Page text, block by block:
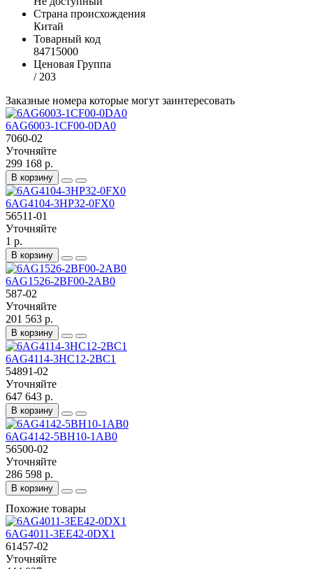
Страна происхождения
Китай
Товарный код
84715000
Ценовая Группа
/ 203
Заказные номера которые могут заинтересовать
6AG6003-1CF00-0DA0
7060-02
Уточняйте
299 168 р.
В корзину
6AG4104-3HP32-0FX0
56511-01
Уточняйте
1 р.
В корзину
6AG1526-2BF00-2AB0
587-02
Уточняйте
201 563 р.
В корзину
6AG4114-3HC12-2BC1
54891-02
Уточняйте
647 643 р.
В корзину
6AG4142-5BH10-1AB0
56500-02
Уточняйте
286 598 р.
В корзину
Похожие товары
6AG4011-3EE42-0DX1
61457-02
Уточняйте